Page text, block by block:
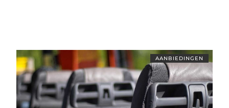
AANBIEDINGEN